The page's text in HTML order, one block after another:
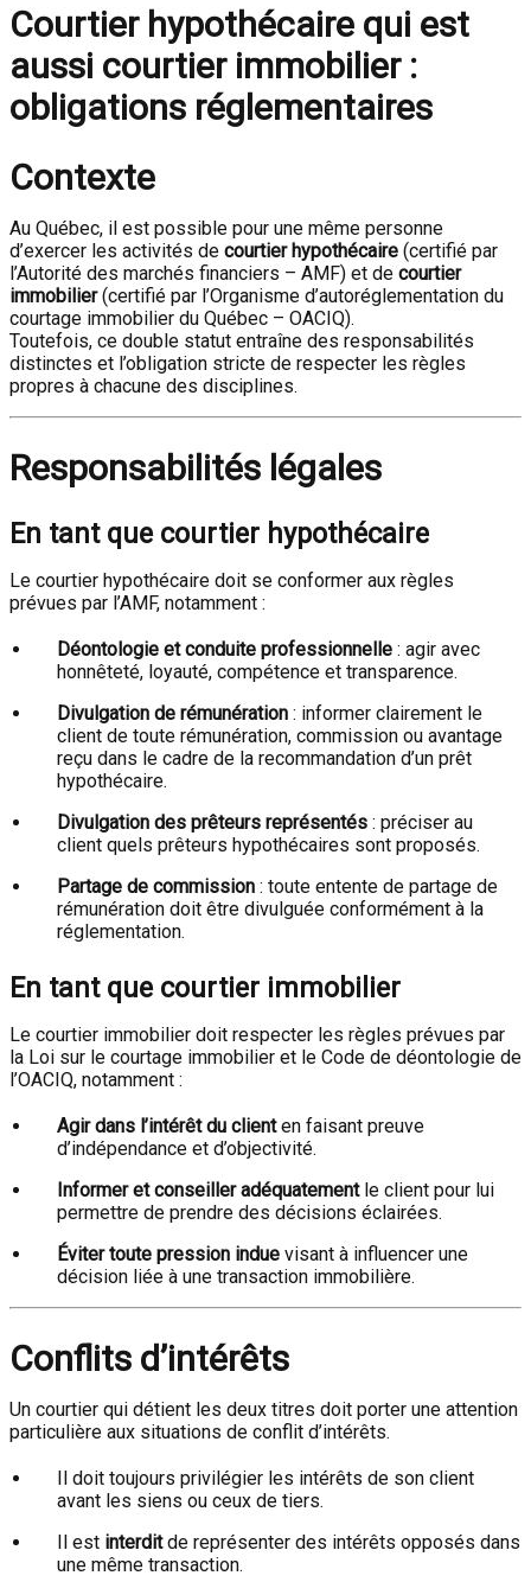
Courtier hypothécaire qui est
aussi courtier immobilier :
obligations réglementaires
Contexte
Au Québec, il est possible pour une même personne
d’exercer les activités de courtier hypothécaire (certifié par
l’Autorité des marchés financiers – AMF) et de courtier
immobilier(certifié par l’Organisme d’autoréglementation du
courtage immobilier du Québec – OACIQ).
Toutefois, ce double statut entraîne des responsabilités
distinctes et l’obligation stricte de respecter les règles
propres à chacune des disciplines.
Responsabilités légales
En tant que courtier hypothécaire
Le courtier hypothécaire doit se conformer aux règles
prévues par l’AMF, notamment :
Déontologie et conduite professionnelle : agir avec
honnêteté, loyauté, compétence et transparence.
Divulgation de rémunération : informer clairement le
client de toute rémunération, commission ou avantage
reçu dans le cadre de la recommandation d’un prêt
hypothécaire.
Divulgation des prêteurs représentés : préciser au
client quels prêteurs hypothécaires sont proposés.
Partage de commission : toute entente de partage de
rémunération doit être divulguée conformément à la
réglementation.
En tant que courtier immobilier
Le courtier immobilier doit respecter les règles prévues par
la Loi sur le courtage immobilier et le Code de déontologie de
l’OACIQ, notamment :
Agir dans l’intérêt du clienten faisant preuve
d’indépendance et d’objectivité.
Informer et conseiller adéquatementle client pour lui
permettre de prendre des décisions éclairées.
Éviter toute pression indue visant à influencer une
décision liée à une transaction immobilière.
Conflits d’intérêts
Un courtier qui détient les deux titres doit porter une attention
particulière aux situations de conflit d’intérêts.
Il doit toujours privilégier les intérêts de son client
avant les siens ou ceux de tiers.
Il est interditde représenter des intérêts opposés dans
une même transaction.